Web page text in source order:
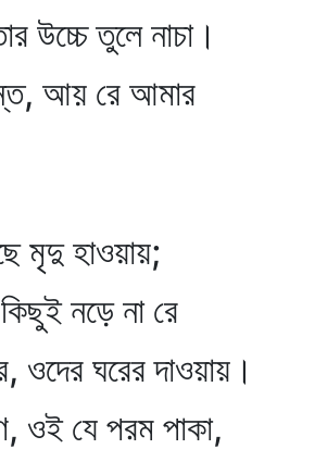
উচ্চে তুলে নাচা।
আয় রে আমার
মৃদু হাওয়ায়;
নড়ে না রে
ঘরের দাওয়ায়।
ওই যে পরম পাকা,